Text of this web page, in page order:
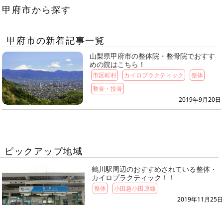
甲府市から探す
甲府市の新着記事一覧
山梨県甲府市の整体院・整骨院でおすす
めの院はこちら！
市区町村 カイロプラクティック
整体
整骨・接骨
2019年9月20日
ピックアップ地域
鶴川駅周辺のおすすめされている整体・
カイロプラクティック！！
整体
小田急小田原線
2019年11月25日